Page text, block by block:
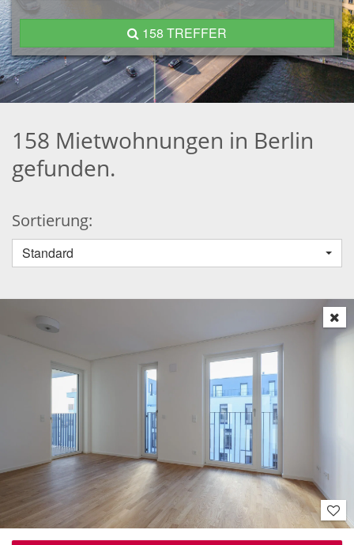
158 TREFFER
158 Mietwohnungen in Berlin
gefunden.
Sortierung:
Standard